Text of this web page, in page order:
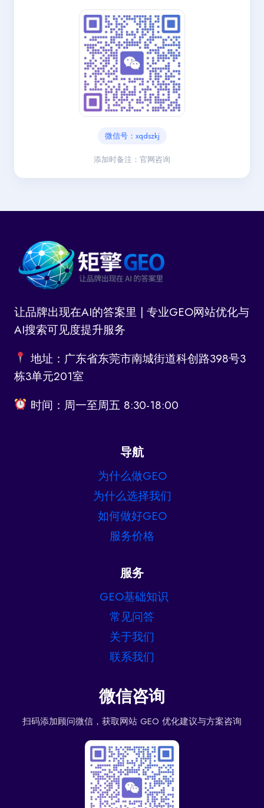
微信号：xqdszkj
添加时备注：官网咨询
让品牌出现在AI的答案里 | 专业GEO网站优化与
AI搜索可见度提升服务
地址：广东省东莞市南城街道科创路398号3
栋3单元201室
时间：周一至周五 8:30-18:00
导航
为什么做GEO
为什么选择我们
如何做好GEO
服务价格
服务
GEO基础知识
常见问答
关于我们
联系我们
微信咨询
扫码添加顾问微信，获取网站 GEO 优化建议与方案咨询